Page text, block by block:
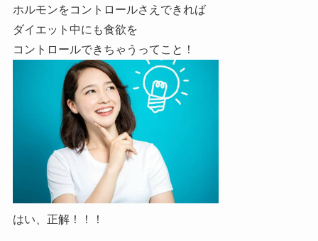
ホルモンをコントロールさえできれば
ダイエット中にも食欲を
コントロールできちゃうってこと！
はい、正解！！！